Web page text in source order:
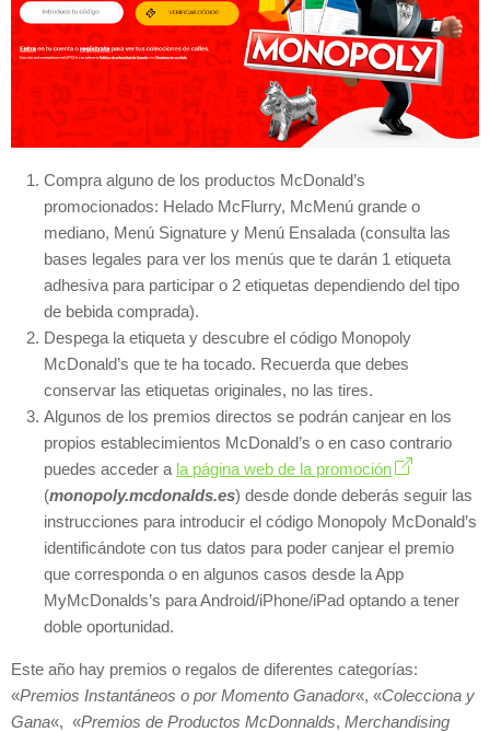
Compra alguno de los productos McDonald’s
promocionados: Helado McFlurry, McMenú grande o
mediano, Menú Signature y Menú Ensalada (consulta las
bases legales para ver los menús que te darán 1 etiqueta
adhesiva para participar o 2 etiquetas dependiendo del tipo
de bebida comprada).
Despega la etiqueta y descubre el código Monopoly
McDonald’s que te ha tocado. Recuerda que debes
conservar las etiquetas originales, no las tires.
Algunos de los premios directos se podrán canjear en los
propios establecimientos McDonald’s o en caso contrario
puedes acceder a la página web de la promoción
(monopoly.mcdonalds.es) desde donde deberás seguir las
instrucciones para introducir el código Monopoly McDonald’s
identificándote con tus datos para poder canjear el premio
que corresponda o en algunos casos desde la App
MyMcDonalds’s para Android/iPhone/iPad optando a tener
doble oportunidad.
Este año hay premios o regalos de diferentes categorías:
«Premios Instantáneos o por Momento Ganador«, «Colecciona y
Gana«, «Premios de Productos McDonnalds, Merchandising